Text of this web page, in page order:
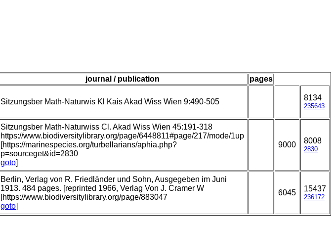
journal / publication pages
Sitzungsber Math-Naturwis Kl Kais Akad Wiss Wien 9:490-505 8134
235643
Sitzungsber Math-Naturwiss Cl. Akad Wiss Wien 45:191-318
https://www.biodiversitylibrary.org/page/6448811#page/217/mode/1up
[https://marinespecies.org/turbellarians/aphia.php?
p=sourceget&id=2830
goto]
9000 8008
2830
Berlin, Verlag von R. Friedländer und Sohn, Ausgegeben im Juni
1913. 484 pages. [reprinted 1966, Verlag Von J. Cramer W
[https://www.biodiversitylibrary.org/page/883047
goto]
6045 15437
236172